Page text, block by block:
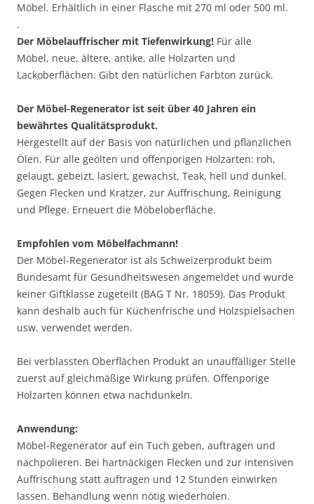
Möbel. Erhältlich in einer Flasche mit 270 ml oder 500 ml.
.
Der Möbelauffrischer mit Tiefenwirkung! Für alle
Möbel, neue, ältere, antike, alle Holzarten und
Lackoberflächen. Gibt den natürlichen Farbton zurück.
Der Möbel-Regenerator ist seit über 40 Jahren ein
bewährtes Qualitätsprodukt.
Hergestellt auf der Basis von natürlichen und pflanzlichen
Ölen. Für alle geölten und offenporigen Holzarten: roh,
gelaugt, gebeizt, lasiert, gewachst, Teak, hell und dunkel.
Gegen Flecken und Kratzer, zur Auffrischung, Reinigung
und Pflege. Erneuert die Möbeloberfläche.
Empfohlen vom Möbelfachmann!
Der Möbel-Regenerator ist als Schweizerprodukt beim
Bundesamt für Gesundheitswesen angemeldet und wurde
keiner Giftklasse zugeteilt (BAG T Nr. 18059). Das Produkt
kann deshalb auch für Küchenfrische und Holzspielsachen
usw. verwendet werden.
Bei verblassten Oberflächen Produkt an unauffälliger Stelle
zuerst auf gleichmäßige Wirkung prüfen. Offenporige
Holzarten können etwa nachdunkeln.
Anwendung:
Möbel-Regenerator auf ein Tuch geben, auftragen und
nachpolieren. Bei hartnäckigen Flecken und zur intensiven
Auffrischung statt auftragen und 12 Stunden einwirken
lassen. Behandlung wenn nötig wiederholen.